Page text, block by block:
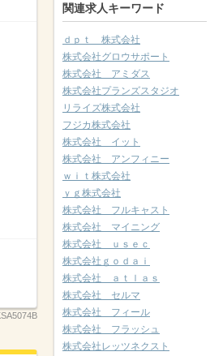
関連求人キーワード
ｄｐｔ 株式会社
株式会社グロウサポート
株式会社 アミダス
株式会社プランズスタジオ
リライズ株式会社
フジカ株式会社
株式会社 イット
株式会社 アンフィニー
ｗｉｔ株式会社
ｙｇ株式会社
株式会社 フルキャスト
株式会社 マイニング
株式会社 ｕｓｅｃ
株式会社ｇｏｄａｉ
株式会社 ａｔｌａｓ
株式会社 セルマ
株式会社 フィール
株式会社 フラッシュ
株式会社レッツネクスト